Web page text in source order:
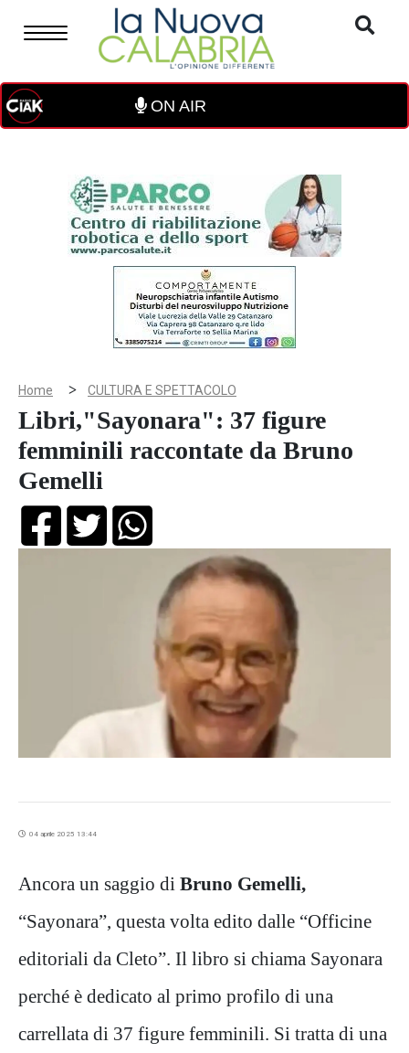
ON AIR
Home > CULTURA E SPETTACOLO
Libri,"Sayonara": 37 figure
femminili raccontate da Bruno
Gemelli
04 aprile 2025 13:44
Ancora un saggio di Bruno Gemelli,
“Sayonara”, questa volta edito dalle “Officine
editoriali da Cleto”. Il libro si chiama Sayonara
perché è dedicato al primo profilo di una
carrellata di 37 figure femminili. Si tratta di una